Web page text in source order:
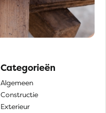
Categorieën
Algemeen
Constructie
Exterieur